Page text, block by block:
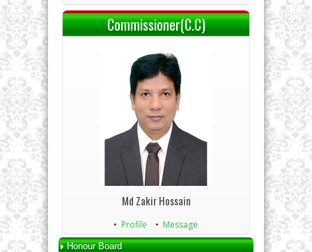
Commissioner(C.C)
Md Zakir Hossain
Profile Message
Honour Board